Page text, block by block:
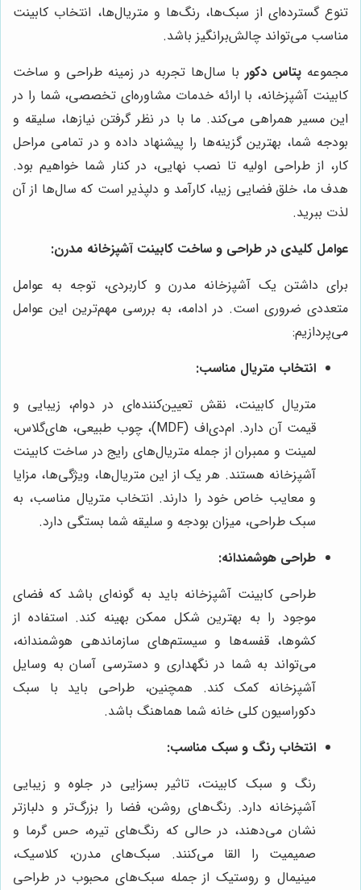
تنوع گسترده‌ای از سبک‌ها، رنگ‌ها و متریال‌ها، انتخاب کابینت
مناسب می‌تواند چالش‌برانگیز باشد.
مجموعه پتاس دکور با سال‌ها تجربه در زمینه طراحی و ساخت
کابینت آشپزخانه، با ارائه خدمات مشاوره‌ای تخصصی، شما را در
این مسیر همراهی می‌کند. ما با در نظر گرفتن نیازها، سلیقه و
بودجه شما، بهترین گزینه‌ها را پیشنهاد داده و در تمامی مراحل
کار، از طراحی اولیه تا نصب نهایی، در کنار شما خواهیم بود.
هدف ما، خلق فضایی زیبا، کارآمد و دلپذیر است که سال‌ها از آن
لذت ببرید.
عوامل کلیدی در طراحی و ساخت کابینت آشپزخانه مدرن:
برای داشتن یک آشپزخانه مدرن و کاربردی، توجه به عوامل
متعددی ضروری است. در ادامه، به بررسی مهم‌ترین این عوامل
می‌پردازیم:
انتخاب متریال مناسب:
متریال کابینت، نقش تعیین‌کننده‌ای در دوام، زیبایی و
قیمت آن دارد. ام‌دی‌اف (MDF)، چوب طبیعی، های‌گلاس،
لمینت و ممبران از جمله متریال‌های رایج در ساخت کابینت
آشپزخانه هستند. هر یک از این متریال‌ها، ویژگی‌ها، مزایا
و معایب خاص خود را دارند. انتخاب متریال مناسب، به
سبک طراحی، میزان بودجه و سلیقه شما بستگی دارد.
طراحی هوشمندانه:
طراحی کابینت آشپزخانه باید به گونه‌ای باشد که فضای
موجود را به بهترین شکل ممکن بهینه کند. استفاده از
کشوها، قفسه‌ها و سیستم‌های سازماندهی هوشمندانه،
می‌تواند به شما در نگهداری و دسترسی آسان به وسایل
آشپزخانه کمک کند. همچنین، طراحی باید با سبک
دکوراسیون کلی خانه شما هماهنگ باشد.
انتخاب رنگ و سبک مناسب:
رنگ و سبک کابینت، تاثیر بسزایی در جلوه و زیبایی
آشپزخانه دارد. رنگ‌های روشن، فضا را بزرگ‌تر و دلبازتر
نشان می‌دهند، در حالی که رنگ‌های تیره، حس گرما و
صمیمیت را القا می‌کنند. سبک‌های مدرن، کلاسیک،
مینیمال و روستیک از جمله سبک‌های محبوب در طراحی